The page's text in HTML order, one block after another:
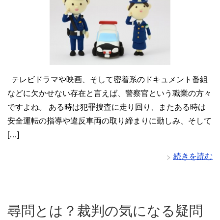
テレビドラマや映画、そして密着系のドキュメント番組
などに欠かせない存在と言えば、警察官という職業の方々
ですよね。 ある時は犯罪捜査に走り回り、またある時は
安全運転の指導や違反車両の取り締まりに勤しみ、そして
[…]
続きを読む
尋問とは？裁判の気になる疑問